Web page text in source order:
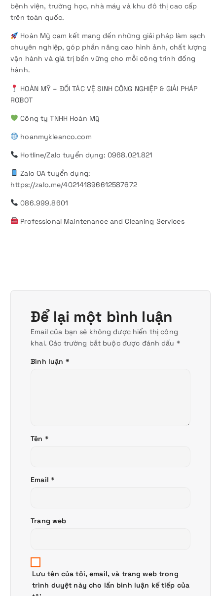
bệnh viện, trường học, nhà máy và khu đô thị cao cấp
trên toàn quốc.
Hoàn Mỹ cam kết mang đến những giải pháp làm sạch
chuyên nghiệp, góp phần nâng cao hình ảnh, chất lượng
vận hành và giá trị bền vững cho mỗi công trình đồng
hành.
HOÀN MỸ – ĐỐI TÁC VỆ SINH CÔNG NGHIỆP & GIẢI PHÁP
ROBOT
Công ty TNHH Hoàn Mỹ
hoanmykleanco.com
Hotline/Zalo tuyển dụng: 0968.021.821
Zalo OA tuyển dụng:
https://zalo.me/402141896612587672
086.999.8601
Professional Maintenance and Cleaning Services
Để lại một bình luận
Email của bạn sẽ không được hiển thị công
khai. Các trường bắt buộc được đánh dấu *
Bình luận *
Tên *
Email *
Trang web
Lưu tên của tôi, email, và trang web trong
trình duyệt này cho lần bình luận kế tiếp của